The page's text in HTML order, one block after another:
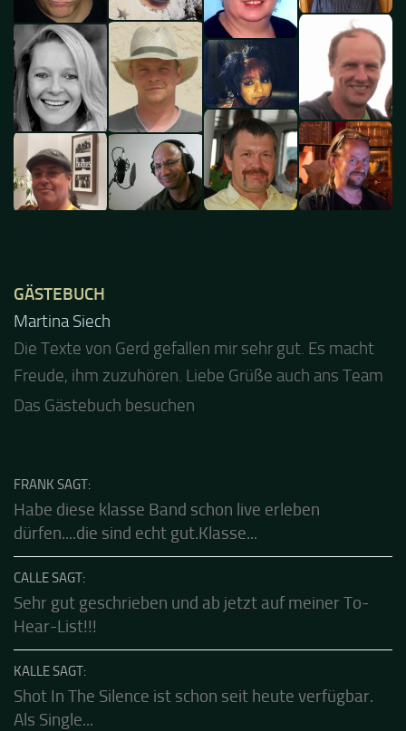
GÄSTEBUCH
Martina Siech
Die Texte von Gerd gefallen mir sehr gut. Es macht
Freude, ihm zuzuhören. Liebe Grüße auch ans Team
Jacel
Guten Abend und auch von uns nochmals besten
Dank für die tolle Mucke zur Party! Der aktuelle Live
Habe diese klasse Band schon live erleben
dürfen....die sind echt gut.Klasse...
CALLE SAGT:
Hear-List!!!